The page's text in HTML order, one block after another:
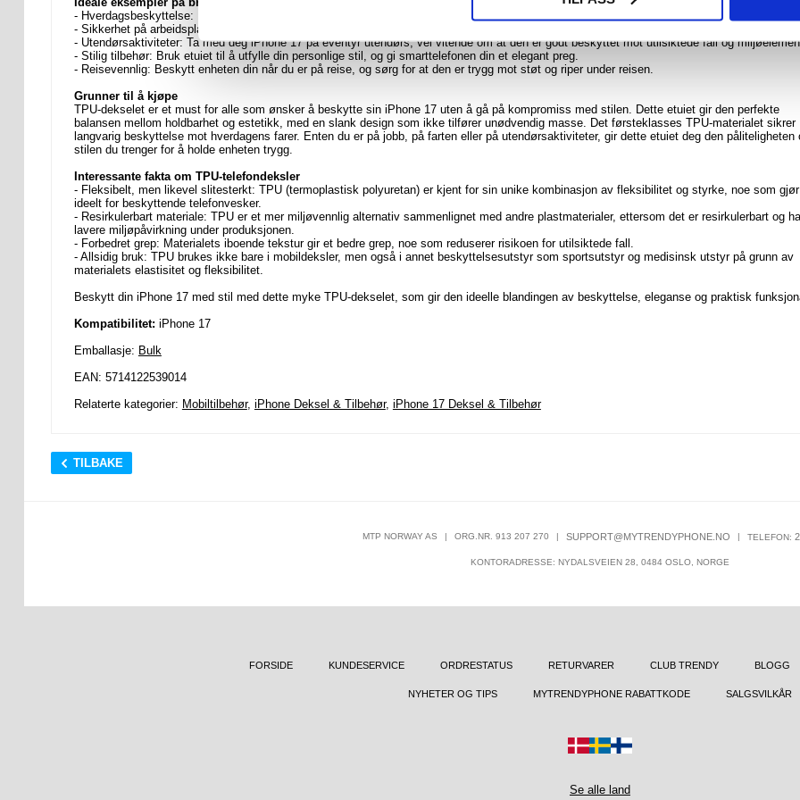
- Hverdagsbeskyttelse: Perfekt for daglig bruk, og beskytter iPhone 17 mot riper, mindre fall og andre vanlige farer.
- Sikkerhet på arbeidsplassen: Ideell for profesjonelle som trenger et pålitelig etui som beskytter telefonen i et travelt eller krevende
- Utendørsaktiviteter: Ta med deg iPhone 17 på eventyr utendørs, vel vitende om at den er godt beskyttet mot utilsiktede fall og
- Stilig tilbehør: Bruk etuiet til å utfylle din personlige stil, og gi smarttelefonen din et elegant preg.
- Reisevennlig: Beskytt enheten din når du er på reise, og sørg for at den er trygg mot støt og riper under reisen.
Grunner til å kjøpe
TPU-dekselet er et must for alle som ønsker å beskytte sin iPhone 17 uten å gå på kompromiss med stilen. Dette etuiet gir den perfekte
balansen mellom holdbarhet og estetikk, med en slank design som ikke tilfører unødvendig masse. Det førsteklasses TPU-materialet sikrer
langvarig beskyttelse mot hverdagens farer. Enten du er på jobb, på farten eller på utendørsaktiviteter, gir dette etuiet deg den påliteligheten
stilen du trenger for å holde enheten trygg.
Interessante fakta om TPU-telefondeksler
- Fleksibelt, men likevel slitesterkt: TPU (termoplastisk polyuretan) er kjent for sin unike kombinasjon av fleksibilitet og styrke, noe som
ideelt for beskyttende telefonvesker.
- Resirkulerbart materiale: TPU er et mer miljøvennlig alternativ sammenlignet med andre plastmaterialer, ettersom det er resirkulerbart og
lavere miljøpåvirkning under produksjonen.
- Forbedret grep: Materialets iboende tekstur gir et bedre grep, noe som reduserer risikoen for utilsiktede fall.
- Allsidig bruk: TPU brukes ikke bare i mobildeksler, men også i annet beskyttelsesutstyr som sportsutstyr og medisinsk utstyr på grunn av
materialets elastisitet og fleksibilitet.
Beskytt din iPhone 17 med stil med dette myke TPU-dekselet, som gir den ideelle blandingen av beskyttelse, eleganse og praktisk
Kompatibilitet: iPhone 17
Emballasje: Bulk
EAN: 5714122539014
Relaterte kategorier: Mobiltilbehør, iPhone Deksel & Tilbehør, iPhone 17 Deksel & Tilbehør
TILBAKE
MTP NORWAY AS | ORG.NR. 913 207 270 | SUPPORT@MYTRENDYPHONE.NO | TELEFON:
KONTORADRESSE: NYDALSVEIEN 28, 0484 OSLO, NORGE
FORSIDE KUNDESERVICE ORDRESTATUS RETURVARER CLUB TRENDY BLOGG
NYHETER OG TIPS MYTRENDYPHONE RABATTKODE SALGSVILKÅR
Se alle land